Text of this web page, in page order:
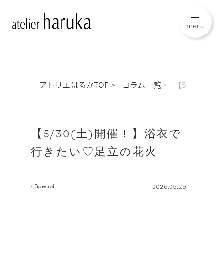
menu
アトリエはるかTOP コラム一覧 【5/30(土
【5/30(土)開催！】浴衣で
行きたい♡足立の花火
/ Special 2026.05.29